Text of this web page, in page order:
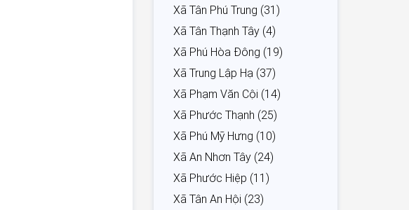
Xã Tân Phú Trung (31)
Xã Tân Thạnh Tây (4)
Xã Phú Hòa Đông (19)
Xã Trung Lập Hạ (37)
Xã Phạm Văn Cội (14)
Xã Phước Thạnh (25)
Xã Phú Mỹ Hưng (10)
Xã An Nhơn Tây (24)
Xã Phước Hiệp (11)
Xã Tân An Hội (23)